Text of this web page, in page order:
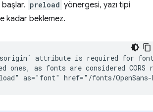
preload yönergesi, yazı tipi
kadar beklemez.
attribute is required for
ones, as fonts are considered CORS